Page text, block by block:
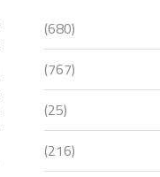
(680)
(767)
(25)
(216)